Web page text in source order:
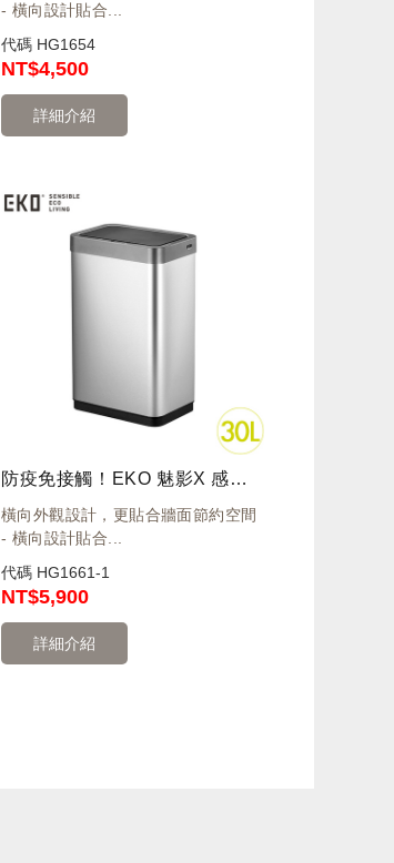
- 橫向設計貼合...
代碼 HG1654
NT$4,500
詳細介紹
防疫免接觸！EKO 魅影X 感應環境桶 30L 砂鋼 EK9260RMT-30L
橫向外觀設計，更貼合牆面節約空間
- 橫向設計貼合...
代碼 HG1661-1
NT$5,900
詳細介紹